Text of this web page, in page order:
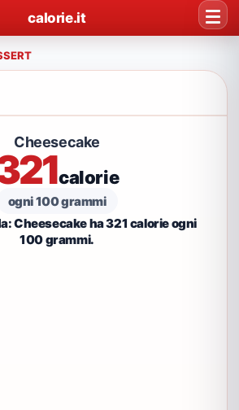
calorie.it
Cheesecake
calorie
ogni 100 grammi
Cheesecake ha 321 calorie ogni
100 grammi.